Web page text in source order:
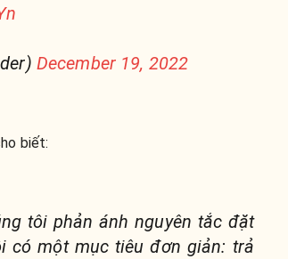
December 19, 2022
biết:
tôi phản ánh nguyên tắc đặt
có một mục tiêu đơn giản: trả